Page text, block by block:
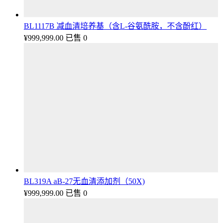
BL1117B 减血清培养基（含L-谷氨酰胺，不含酚红）
¥999,999.00 已售 0
BL319A aB-27无血清添加剂（50X)
¥999,999.00 已售 0